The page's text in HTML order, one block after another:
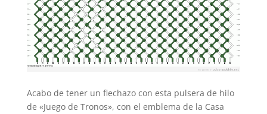
Acabo de tener un flechazo con esta pulsera de hilo
de «Juego de Tronos», con el emblema de la Casa